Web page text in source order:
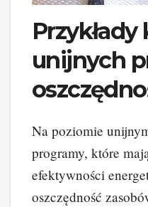
unijnych
Na poziomie
programy, które
efektywności
oszczędność